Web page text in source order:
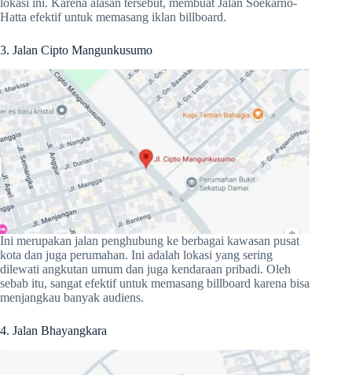
lokasi ini. Karena alasan tersebut, membuat Jalan Soekarno-
Hatta efektif untuk memasang iklan billboard.
3. Jalan Cipto Mangunkusumo
Ini merupakan jalan penghubung ke berbagai kawasan pusat
kota dan juga perumahan. Ini adalah lokasi yang sering
dilewati angkutan umum dan juga kendaraan pribadi. Oleh
sebab itu, sangat efektif untuk memasang billboard karena bisa
menjangkau banyak audiens.
4. Jalan Bhayangkara